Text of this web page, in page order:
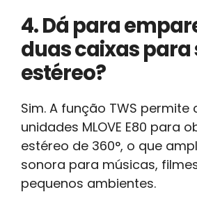
4. Dá para
duas caixas para
estéreo?
Sim. A função TWS
unidades MLOVE E80 para
estéreo de 360°, o que
sonora para músicas,
pequenos ambientes.